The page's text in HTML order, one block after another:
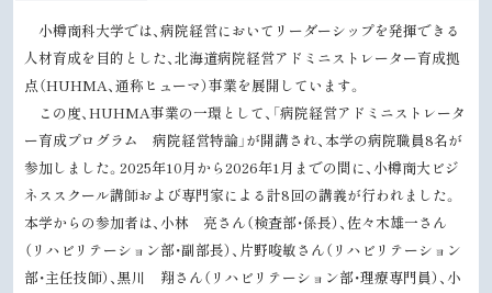
る
小樽商科大学では、病院経営においてリーダーシップを発揮できる
人材育成を目的とした、北海道病院経営アドミニストレーター育成拠
点（HUHMA、通称ヒューマ）事業を展開しています。
この度、HUHMA事業の一環として、「病院経営アドミニストレータ
ー育成プログラム 病院経営特論」が開講され、本学の病院職員8名が
参加しました。2025年10月から2026年1月までの間に、小樽商大ビジ
ネススクール講師および専門家による計8回の講義が行われました。
本学からの参加者は、小林 亮さん（検査部・係長）、佐々木雄一さん
（リハビリテーション部・副部長）、片野唆敏さん（リハビリテーション
部・主任技師）、黒川 翔さん（リハビリテーション部・理療専門員）、小